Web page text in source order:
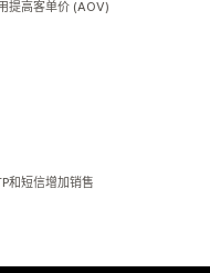
提高客单价 (AOV)
和短信增加销售